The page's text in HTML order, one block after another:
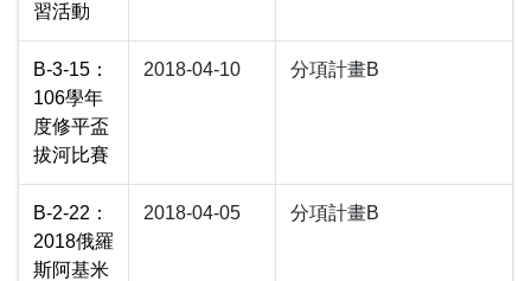
習活動
B-3-15：
106學年
度修平盃
拔河比賽
2018-04-10 分項計畫B
B-2-22：
2018俄羅
斯阿基米
2018-04-05 分項計畫B